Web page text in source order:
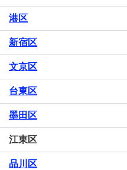
港区
新宿区
文京区
台東区
墨田区
江東区
品川区